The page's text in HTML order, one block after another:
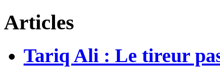
Articles
Tariq Ali : Le tireur